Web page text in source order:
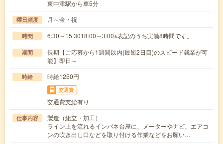
東中津駅から車5分
曜日頻度 月～金・祝
時間 6:30～15:3018:00～3:00※表記のうち実働8時間です。
期間
長期【ご応募から1週間以内(最短2日目)のスピード就業が可
能】即日～
時給 時給1250円
交通費
交通費支給有り
仕事内容
製造（組立・加工）
ライン上を流れるインパネ台座に、メーターやナビ、エアコ
ンの吹き出し口などを取り付ける作業などをお願い…